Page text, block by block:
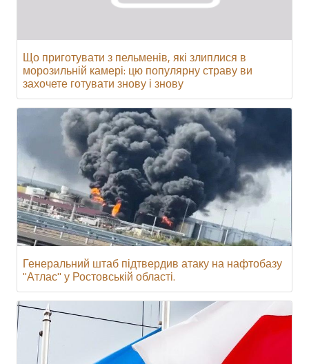
Що приготувати з пельменів, які злиплися в
морозильній камері: цю популярну страву ви
захочете готувати знову і знову
Генеральний штаб підтвердив атаку на нафтобазу
"Атлас" у Ростовській області.